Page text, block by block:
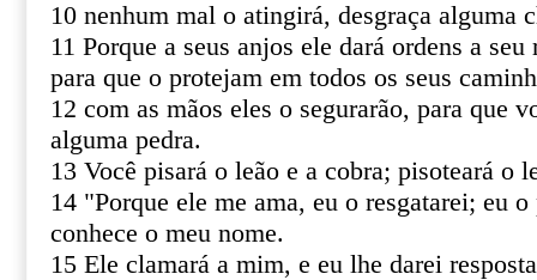
10 nenhum mal o atingirá, desgraça alguma
11 Porque a seus anjos ele dará ordens a seu
para que o protejam em todos os seus
12 com as mãos eles o segurarão, para que
alguma pedra.
13 Você pisará o leão e a cobra; pisoteará o
14 "Porque ele me ama, eu o resgatarei; eu
conhece o meu nome.
15 Ele clamará a mim, e eu lhe darei